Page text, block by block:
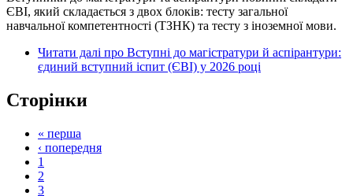
ЄВІ, який складається з двох блоків: тесту загальної
навчальної компетентності (ТЗНК) та тесту з іноземної мови.
Читати далі про Вступні до магістратури й аспірантури:
єдиний вступний іспит (ЄВІ) у 2026 році
Сторінки
« перша
‹ попередня
1
2
3